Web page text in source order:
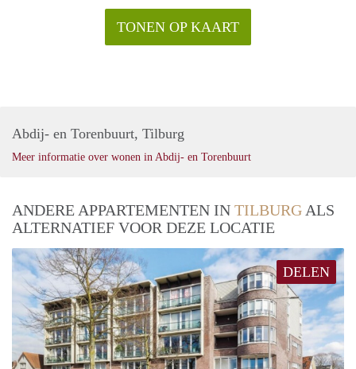
TONEN OP KAART
Abdij- en Torenbuurt, Tilburg
Meer informatie over wonen in Abdij- en Torenbuurt
ANDERE APPARTEMENTEN IN TILBURG ALS
ALTERNATIEF VOOR DEZE LOCATIE
DELEN